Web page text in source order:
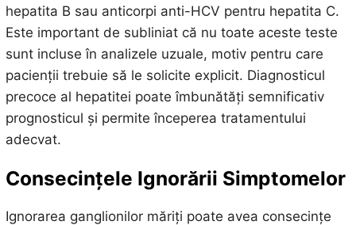
hepatita B sau anticorpi anti-HCV pentru hepatita C.
Este important de subliniat că nu toate aceste teste
sunt incluse în analizele uzuale, motiv pentru care
pacienții trebuie să le solicite explicit. Diagnosticul
precoce al hepatitei poate îmbunătăți semnificativ
prognosticul și permite începerea tratamentului
adecvat.
Consecințele Ignorării Simptomelor
Ignorarea ganglionilor măriți poate avea consecințe